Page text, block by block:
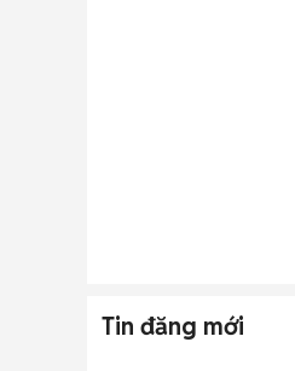
Tin đăng mới